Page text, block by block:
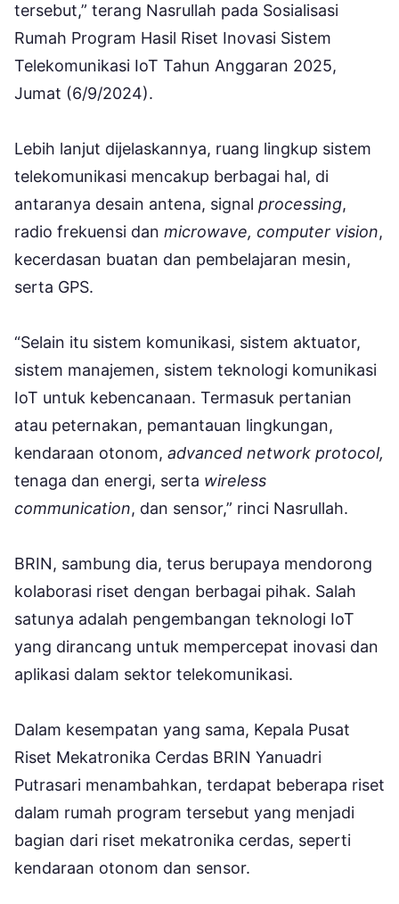
tersebut,” terang Nasrullah pada Sosialisasi
Rumah Program Hasil Riset Inovasi Sistem
Telekomunikasi IoT Tahun Anggaran 2025,
Jumat (6/9/2024).
Lebih lanjut dijelaskannya, ruang lingkup sistem
telekomunikasi mencakup berbagai hal, di
antaranya desain antena, signal processing,
radio frekuensi dan microwave, computer vision,
kecerdasan buatan dan pembelajaran mesin,
serta GPS.
“Selain itu sistem komunikasi, sistem aktuator,
sistem manajemen, sistem teknologi komunikasi
IoT untuk kebencanaan. Termasuk pertanian
atau peternakan, pemantauan lingkungan,
kendaraan otonom, advanced network protocol,
tenaga dan energi, serta wireless
communication, dan sensor,” rinci Nasrullah.
BRIN, sambung dia, terus berupaya mendorong
kolaborasi riset dengan berbagai pihak. Salah
satunya adalah pengembangan teknologi IoT
yang dirancang untuk mempercepat inovasi dan
aplikasi dalam sektor telekomunikasi.
Dalam kesempatan yang sama, Kepala Pusat
Riset Mekatronika Cerdas BRIN Yanuadri
Putrasari menambahkan, terdapat beberapa riset
dalam rumah program tersebut yang menjadi
bagian dari riset mekatronika cerdas, seperti
kendaraan otonom dan sensor.